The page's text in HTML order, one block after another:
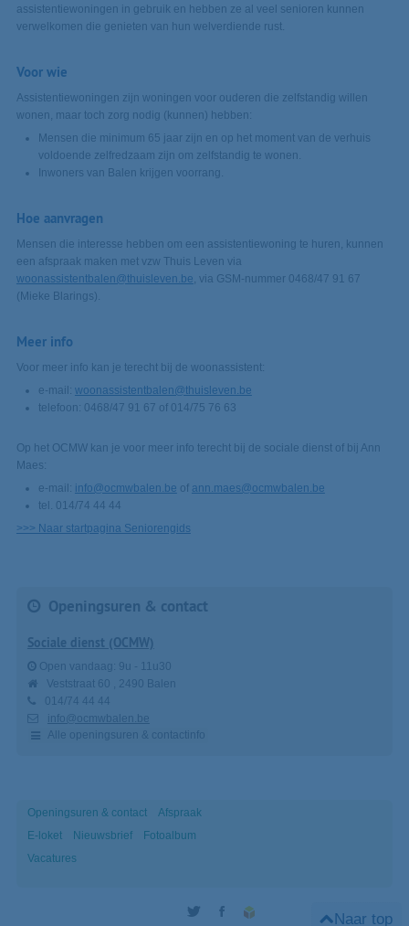
Openingsuren & contact
Afspraak
E-loket
Nieuwsbrief
Fotoalbum
Vacatures
assistentiewoningen in gebruik en hebben ze al veel senioren kunnen
verwelkomen die genieten van hun welverdiende rust.
Voor wie
Assistentiewoningen zijn woningen voor ouderen die zelfstandig willen
wonen, maar toch zorg nodig (kunnen) hebben:
Mensen die minimum 65 jaar zijn en op het moment van de verhuis
voldoende zelfredzaam zijn om zelfstandig te wonen.
Inwoners van Balen krijgen voorrang.
Hoe aanvragen
Mensen die interesse hebben om een assistentiewoning te huren, kunnen
een afspraak maken met vzw Thuis Leven via
woonassistentbalen@thuisleven.be, via GSM-nummer 0468/47 91 67
(Mieke Blarings).
Meer info
Voor meer info kan je terecht bij de woonassistent:
e-mail: woonassistentbalen@thuisleven.be
telefoon: 0468/47 91 67 of 014/75 76 63
Op het OCMW kan je voor meer info terecht bij de sociale dienst of bij Ann
Maes:
e-mail: info@ocmwbalen.be of ann.maes@ocmwbalen.be
tel. 014/74 44 44
>>> Naar startpagina Seniorengids
Openingsuren & contact
Sociale dienst (OCMW)
Open vandaag: 9u - 11u30
Veststraat 60
2490 Balen
014/74 44 44
info@ocmwbalen.be
Alle openingsuren & contactinfo
Naar top